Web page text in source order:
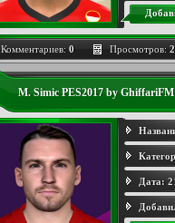
Комментариев: 0 Просмотров:
M. Simic PES2017 by
Дата: